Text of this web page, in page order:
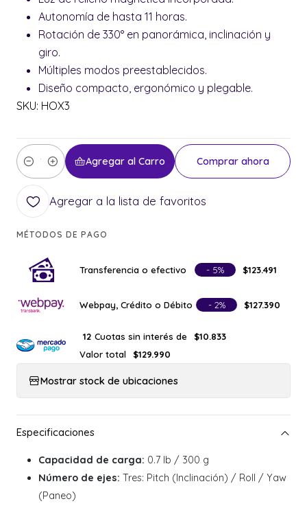
Autonomía de hasta 11 horas.
Rotación de 330° en panorámica, inclinación y
giro.
Múltiples modos preestablecidos.
Diseño compacto, ergonómico y plegable.
SKU: HOX3
Cantidad
Agregar al Carro Comprar ahora
Agregar a la lista de favoritos
MÉTODOS DE PAGO
Transferencia o efectivo - 5% $123.491
Webpay, Crédito o Débito - 2% $127.390
12 Cuotas sin interés de
$10.833
Valor total
$129.990
Mostrar stock de ubicaciones
Capacidad de carga: 0.7 lb / 300 g
Número de ejes: Tres: Pitch (Inclinación) / Roll / Yaw
(Paneo)